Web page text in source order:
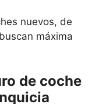
nuevos, de
máxima
de coche